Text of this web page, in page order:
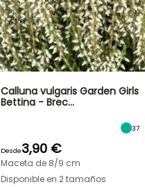
Calluna vulgaris Garden Girls
Bettina - Brec…
37
Desde3,90 €
Maceta de 8/9 cm
Disponible en 2 tamaños